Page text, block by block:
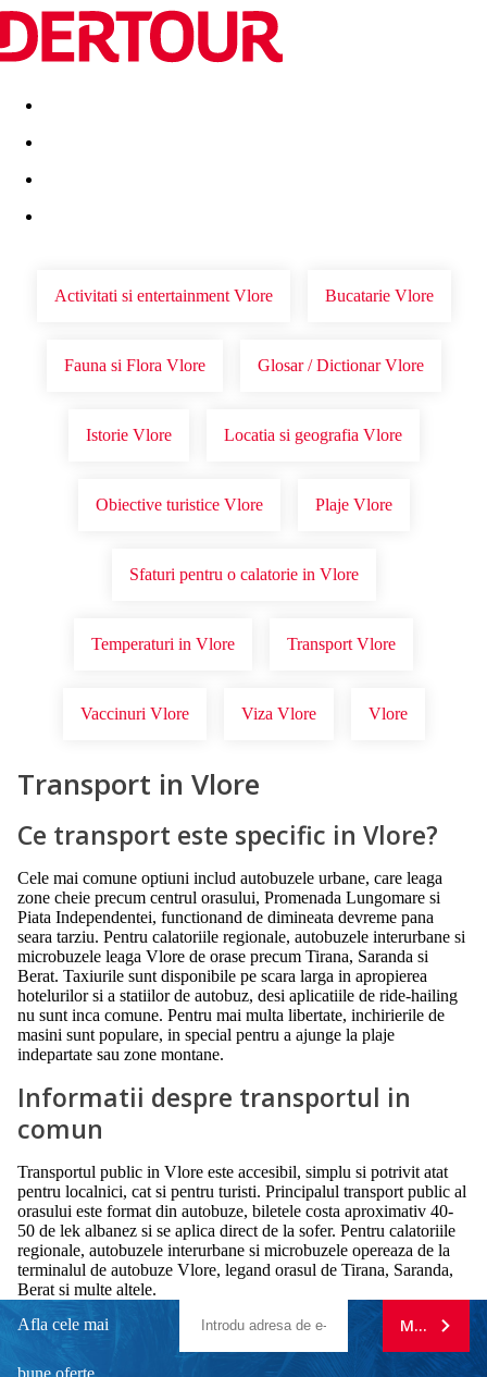
Destinatii Vacanta perfecta OFERTE DE NERATAT
Activitati si entertainment Vlore Bucatarie Vlore
Fauna si Flora Vlore Glosar / Dictionar Vlore
Istorie Vlore Locatia si geografia Vlore
Obiective turistice Vlore Plaje Vlore
Sfaturi pentru o calatorie in Vlore
Temperaturi in Vlore Transport Vlore
Vaccinuri Vlore Viza Vlore Vlore
Transport in Vlore
Ce transport este specific in Vlore?
Cele mai comune optiuni includ autobuzele urbane, care leaga
zone cheie precum centrul orasului, Promenada Lungomare si
Piata Independentei, functionand de dimineata devreme pana
seara tarziu. Pentru calatoriile regionale, autobuzele interurbane si
microbuzele leaga Vlore de orase precum Tirana, Saranda si
Berat. Taxiurile sunt disponibile pe scara larga in apropierea
hotelurilor si a statiilor de autobuz, desi aplicatiile de ride-hailing
nu sunt inca comune. Pentru mai multa libertate, inchirierile de
masini sunt populare, in special pentru a ajunge la plaje
indepartate sau zone montane.
Informatii despre transportul in
comun
Transportul public in Vlore este accesibil, simplu si potrivit atat
pentru localnici, cat si pentru turisti. Principalul transport public al
orasului este format din autobuze, biletele costa aproximativ 40-
50 de lek albanez si se aplica direct de la sofer. Pentru calatoriile
regionale, autobuzele interurbane si microbuzele opereaza de la
terminalul de autobuze Vlore, legand orasul de Tirana, Saranda,
Berat si multe altele.
Afla cele mai
bune oferte.
MA